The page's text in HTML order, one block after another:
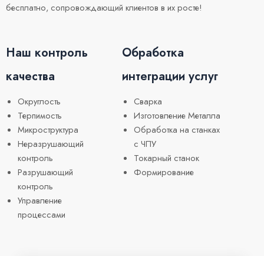
бесплатно, сопровождающий клиентов в их росте!
Наш контроль
качества
Округлость
Терпимость
Микроструктура
Неразрушающий
контроль
Разрушающий
контроль
Управление
процессами
Обработка
интеграции услуг
Сварка
Изготовление Металла
Обработка на станках
с ЧПУ
Токарный станок
Формирование